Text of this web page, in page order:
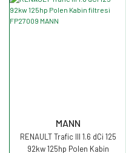
MANN
RENAULT Trafic III 1.6 dCi 125
92kw 125hp Polen Kabin